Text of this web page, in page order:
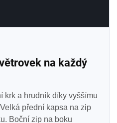
na každý
krk a hrudník díky vyššímu
přední kapsa na zip
Boční zip na boku